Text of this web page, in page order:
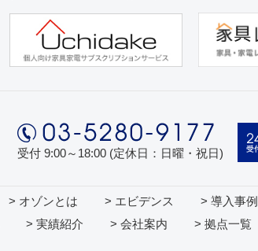
受付 9:00～18:00 (定休日：日曜・祝日)
> オゾンとは > エビデンス > 導入事例
> 実績紹介 > 会社案内 > 拠点一覧